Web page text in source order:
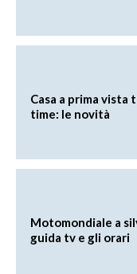
Casa a prima vista
time: le novità
Motomondiale a
guida tv e gli orari